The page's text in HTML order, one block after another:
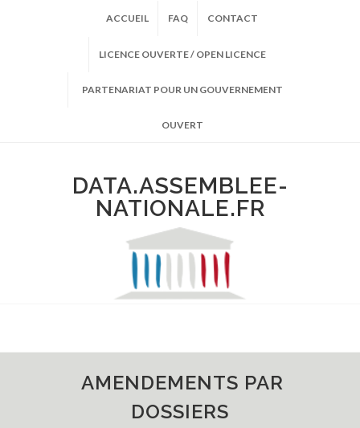
ACCUEIL FAQ CONTACT
LICENCE OUVERTE / OPEN LICENCE
PARTENARIAT POUR UN GOUVERNEMENT
OUVERT
DATA.ASSEMBLEE-
NATIONALE.FR
AMENDEMENTS PAR
DOSSIERS